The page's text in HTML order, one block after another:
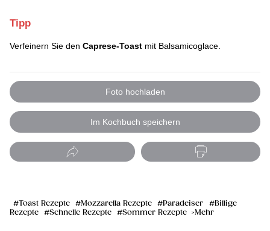
Tipp
Verfeinern Sie den Caprese-Toast mit Balsamicoglace.
Foto hochladen
Im Kochbuch speichern
Toast Rezepte Mozzarella Rezepte Paradeiser
Billige
Rezepte
Schnelle Rezepte Sommer Rezepte Mehr